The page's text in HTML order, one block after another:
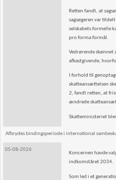
Retten fandt, at
sagsøgeren var
selskabets formelle
pro forma formål.
Vedrørende skønnet
afkastgivende,
I forhold til
skatteansættelsen
2, fandt retten, at
ændrede
Skatteministeriet
Afbrydes bindingsperiode i international
05-08-2026
Koncernen havde
indkomståret 2034.
Som led i et